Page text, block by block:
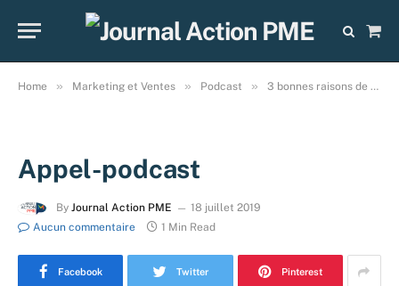
Cart
Home » Marketing et Ventes » Podcast » 3 bonnes raisons de faire appel au podcast!
Appel-podcast
By Journal Action PME
18 juillet 2019
Aucun commentaire
1 Min Read
Facebook Twitter Pinterest